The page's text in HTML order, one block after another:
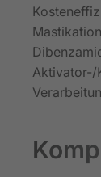
Aktivator-/